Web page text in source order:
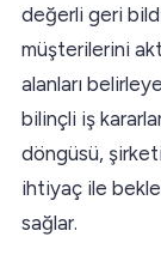
değerli geri
müşterilerini
alanları
bilinçli iş
döngüsü,
ihtiyaç ile
sağlar.